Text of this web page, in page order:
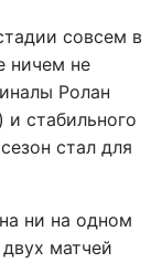
совсем в
ничем не
Ролан
и стабильного
стал для
ни на одном
матчей